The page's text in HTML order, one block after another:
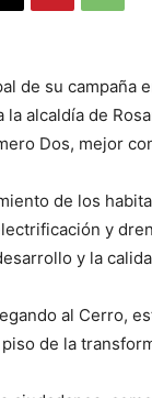
de su campaña
la alcaldía de
Dos, mejor
de los
y
y la
al Cerro,
de la